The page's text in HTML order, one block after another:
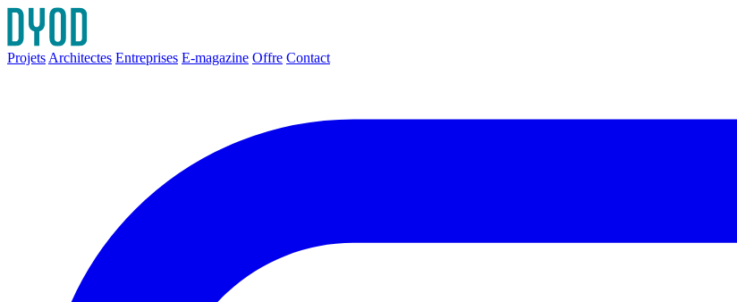
Projets Architectes Entreprises E-magazine Offre Contact